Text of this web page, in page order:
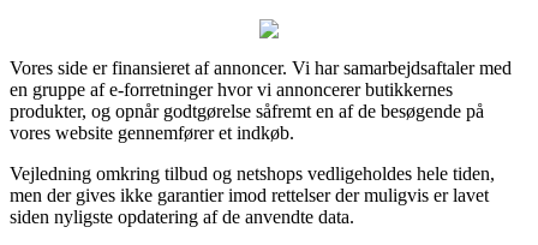
Vores side er finansieret af annoncer. Vi har samarbejdsaftaler med
en gruppe af e-forretninger hvor vi annoncerer butikkernes
produkter, og opnår godtgørelse såfremt en af de besøgende på
vores website gennemfører et indkøb.
Vejledning omkring tilbud og netshops vedligeholdes hele tiden,
men der gives ikke garantier imod rettelser der muligvis er lavet
siden nyligste opdatering af de anvendte data.